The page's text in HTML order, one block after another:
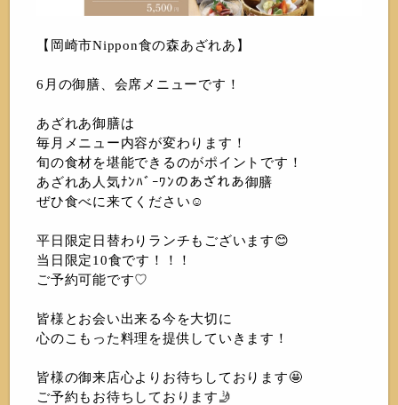
【岡崎市Nippon食の森あざれあ】
6月の御膳、会席メニューです！
あざれあ御膳は
毎月メニュー内容が変わります！
旬の食材を堪能できるのがポイントです！
あざれあ人気ﾅﾝﾊﾞｰﾜﾝのあざれあ御膳
ぜひ食べに来てください☺️
平日限定日替わりランチもございます😊
当日限定10食です！！！
ご予約可能です♡
皆様とお会い出来る今を大切に
心のこもった料理を提供していきます！
皆様の御来店心よりお待ちしております🤩
ご予約もお待ちしております🤳